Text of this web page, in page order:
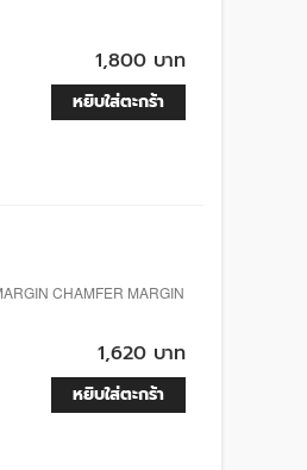
1,800 บาท
หยิบใส่ตะกร้า
CHAMFER MARGIN
1,620 บาท
หยิบใส่ตะกร้า